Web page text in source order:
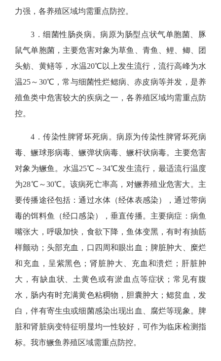
力强，各养殖区域均需重点防控。
3．细菌性肠炎病。病原为肠型点状气单胞菌、豚
鼠气单胞菌，主要危害对象为草鱼、青鱼、鲤、鲫、团
头鲂、黄鳝等，水温20℃以上发生流行，流行高峰为水
温25～30℃，常与细菌性烂鳃病、赤皮病等并发，是养
殖鱼类中危害较大的疾病之一，各养殖区域均需重点防
控。
4．传染性脾肾坏死病。病原为传染性脾肾坏死病
毒 、鳜球形病毒、鳜弹状病毒、鳜杆状病毒。 主要危害
对象 为鳜鱼。水温25℃～34℃发生流行，最适流行温度
为28℃～30℃。该病死亡率高，对鳜养殖业危害大。主
要传播途径包括：通过水体（经体表感染），通过带病
毒的饵料鱼（经口感染），垂直传播。主要病症：病鱼
嘴张大，呼吸加快，食欲下降，鱼体变黑，有时有抽筋
样颤动；头部充血，口四周和眼出血；脾脏肿大、糜烂
和充血，呈紫黑色；肾脏肿大、充血和溃烂；肝脏肿
大，有缺血状、土黄色或有淤血点等症状；常见有腹
水，肠内有时充满黄色粘稠物，胆囊肿大；鳃贫血，发
白，伴有寄生虫或细菌感染出现出血、腐烂等现象。脾
脏和肾脏病变特征明显均一性较好，可作为临床检测指
标。 我市鳜鱼 养殖区域需重点防控。